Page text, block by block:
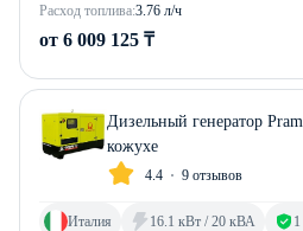
Расход топлива:3.76 л/ч
от 6 009 125 ₸
Дизельный генератор
кожухе
4.4 9 отзывов
Италия 16.1 кВт / 20 кВА